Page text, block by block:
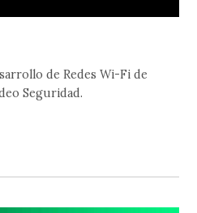
de Redes Wi-Fi de
Seguridad.